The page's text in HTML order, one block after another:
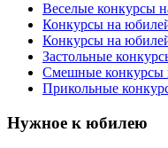
Веселые конкурсы
Конкурсы на
Конкурсы на
Застольные
Смешные конкурсы
Прикольные
Нужное к юбилею